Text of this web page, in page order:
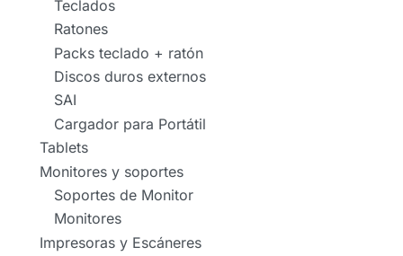
Teclados
Ratones
Packs teclado + ratón
Discos duros externos
SAI
Cargador para Portátil
Tablets
Monitores y soportes
Soportes de Monitor
Monitores
Impresoras y Escáneres